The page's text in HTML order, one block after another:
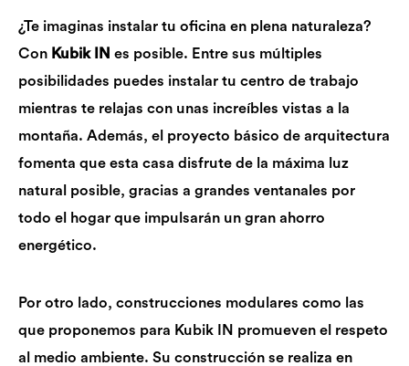
¿Te imaginas instalar tu oficina en plena naturaleza?
Con Kubik IN es posible. Entre sus múltiples
posibilidades puedes instalar tu centro de trabajo
mientras te relajas con unas increíbles vistas a la
montaña. Además, el proyecto básico de arquitectura
fomenta que esta casa disfrute de la máxima luz
natural posible, gracias a grandes ventanales por
todo el hogar que impulsarán un gran ahorro
energético.
Por otro lado, construcciones modulares como las
que proponemos para Kubik IN promueven el respeto
al medio ambiente. Su construcción se realiza en